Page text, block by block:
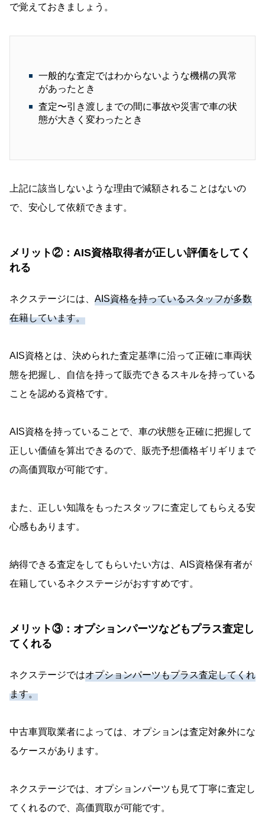
で覚えておきましょう。
一般的な査定ではわからないような機構の異常
があったとき
査定〜引き渡しまでの間に事故や災害で車の状
態が大きく変わったとき
上記に該当しないような理由で減額されることはないの
で、安心して依頼できます。
メリット②：AIS資格取得者が正しい評価をしてく
れる
ネクステージには、 AIS資格を持っているスタッフが多数
在籍しています。
AIS資格とは、決められた査定基準に沿って正確に車両状
態を把握し、自信を持って販売できるスキルを持っている
ことを認める資格です。
AIS資格を持っていることで、車の状態を正確に把握して
正しい価値を算出できるので、販売予想価格ギリギリまで
の高価買取が可能です。
また、正しい知識をもったスタッフに査定してもらえる安
心感もあります。
納得できる査定をしてもらいたい方は、AIS資格保有者が
在籍しているネクステージがおすすめです。
メリット③：オプションパーツなどもプラス査定し
てくれる
ネクステージではオプションパーツもプラス査定してくれ
ます。
中古車買取業者によっては、オプションは査定対象外にな
るケースがあります。
ネクステージでは、オプションパーツも見て丁寧に査定し
てくれるので、高価買取が可能です。